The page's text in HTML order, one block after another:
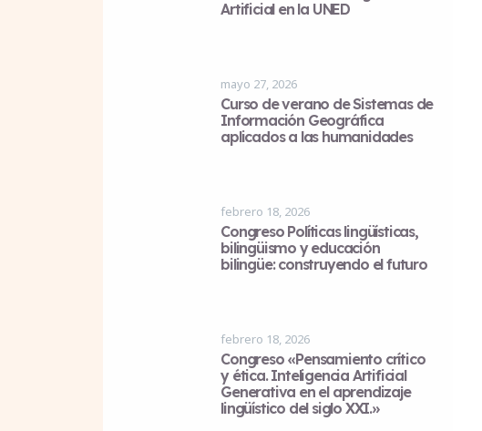
Artificial en la UNED
mayo 27, 2026
Curso de verano de Sistemas de
Información Geográfica
aplicados a las humanidades
febrero 18, 2026
Congreso Políticas lingüísticas,
bilingüismo y educación
bilingüe: construyendo el futuro
febrero 18, 2026
Congreso «Pensamiento crítico
y ética. Inteligencia Artificial
Generativa en el aprendizaje
lingüístico del siglo XXI.»